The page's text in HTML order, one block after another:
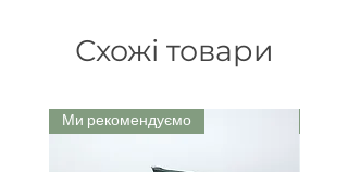
пачулі, вітамін Е, Stafisagria 6
Схожі товари
Ми рекомендуємо